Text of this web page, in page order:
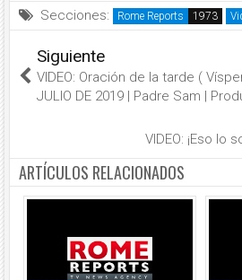
Secciones: Rome Reports
Siguiente
VIDEO: Oración de la tarde (
JULIO DE 2019 | Padre Sam |
VIDEO: ¡Eso lo
ARTÍCULOS RELACIONADOS